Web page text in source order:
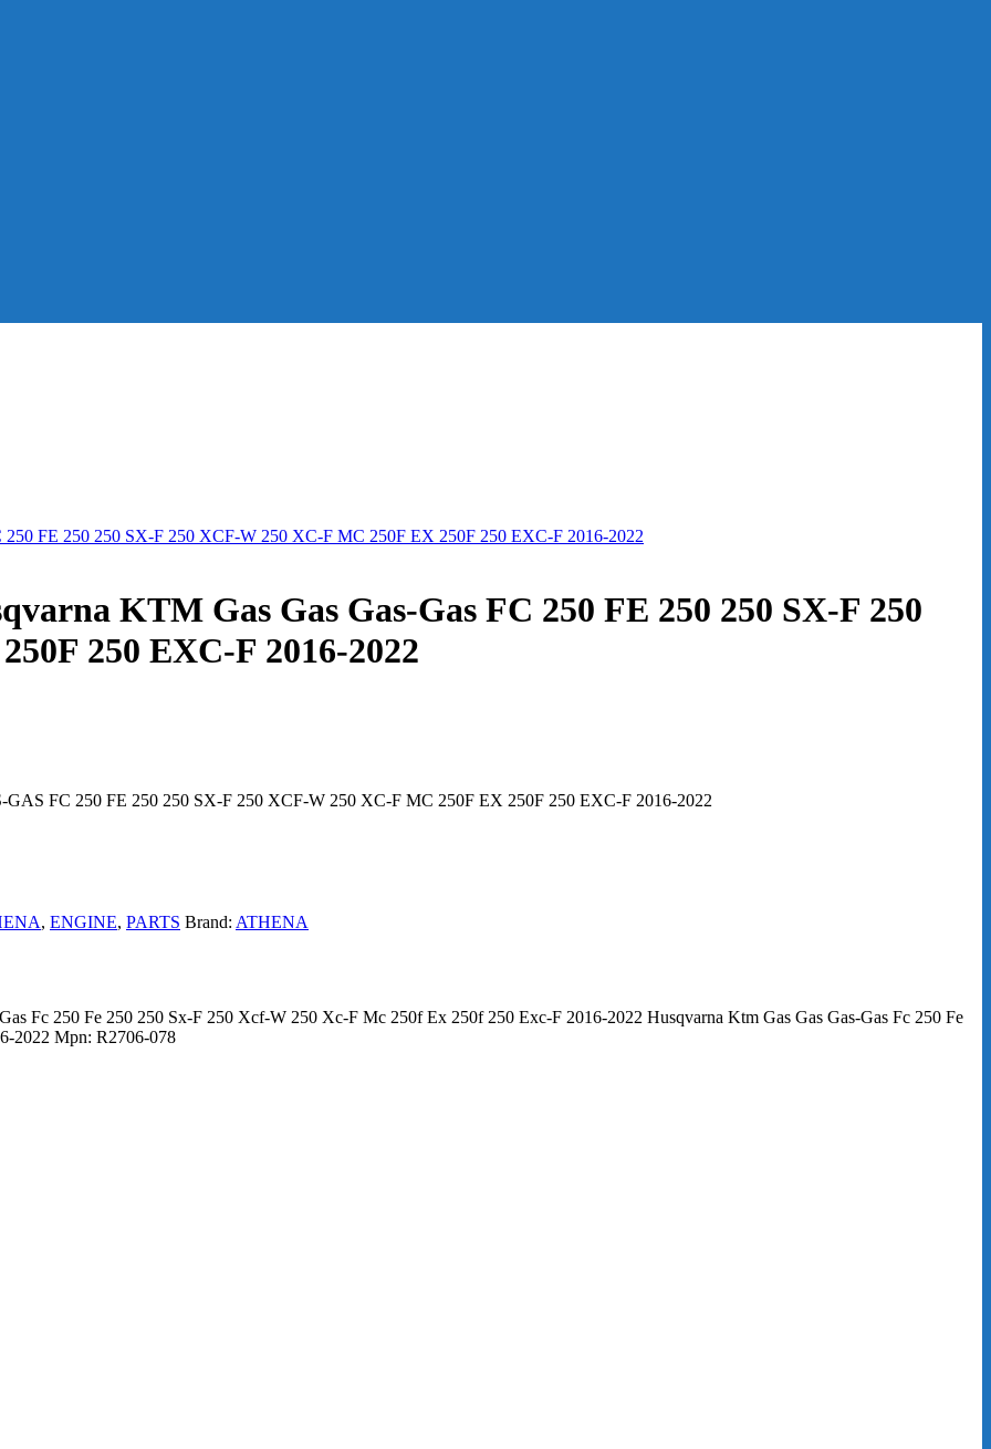
KTM Gas Gas Gas-Gas FC 250 FE 250 250 SX-F 250
250 EXC-F 2016-2022
FC 250 FE 250 250 SX-F 250 XCF-W 250 XC-F MC 250F EX 250F 250 EXC-F 2016-2022
, ENGINE, PARTS Brand: ATHENA
Fc 250 Fe 250 250 Sx-F 250 Xcf-W 250 Xc-F Mc 250f Ex 250f 250 Exc-F 2016-2022 Husqvarna Ktm Gas Gas Gas-Gas Fc 250 Fe
2022 Mpn: R2706-078